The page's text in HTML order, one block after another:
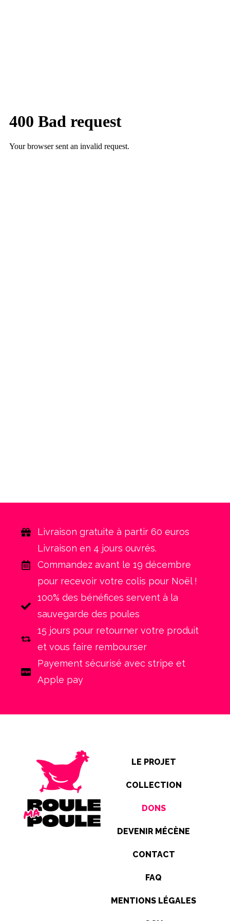
Livraison gratuite à partir 60 euros
Livraison en 4 jours ouvrés.
Commandez avant le 19 décembre
pour recevoir votre colis pour Noël !
100% des bénéfices servent à la
sauvegarde des poules
15 jours pour retourner votre produit
et vous faire rembourser
Payement sécurisé avec stripe et
Apple pay
LE PROJET
COLLECTION
DONS
DEVENIR MÉCÈNE
CONTACT
FAQ
MENTIONS LÉGALES